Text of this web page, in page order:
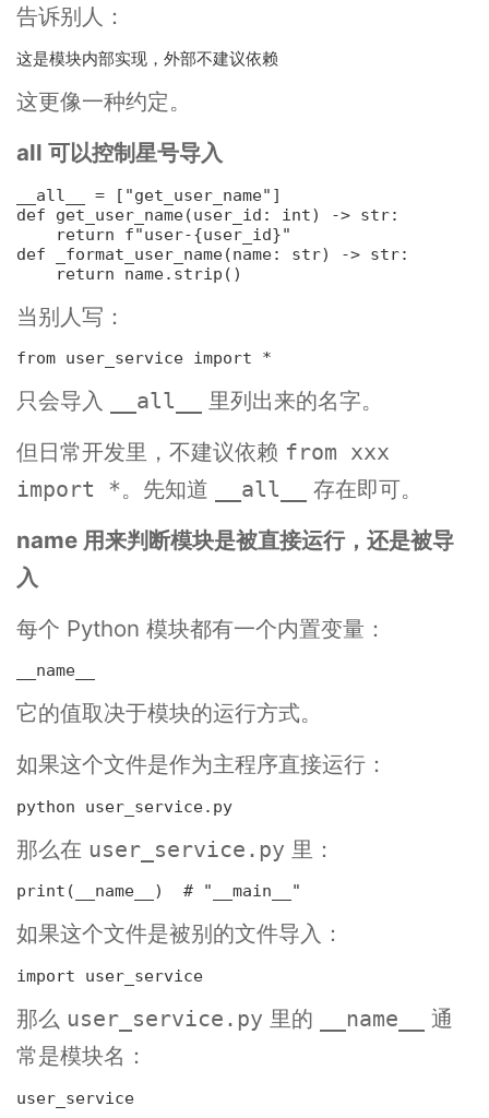
告诉别人：
这更像一种约定。
all 可以控制星号导入
__all__ = [ "get_user_name"]
def get_user_name(user_id: int) -> str:
return f"user-{user_id}"
def
_format_user_name(name: str) -> str:
return name.strip()
当别人写：
from user_service import *
只会导入 __all__
里列出来的名字。
但日常开发里，不建议依赖 from xxx
import *。先知道 __all__
存在即可。
name 用来判断模块是被直接运行，还是被导
入
每个 Python 模块都有一个内置变量：
它的值取决于模块的运行方式。
如果这个文件是作为主程序直接运行：
那么在 user_service.py 里：
print(__name__) # "__main__"
如果这个文件是被别的文件导入：
import user_service
那么 user_service.py 里的 __name__
通
常是模块名：